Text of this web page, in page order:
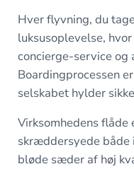
Hver flyvning, du
luksusoplevelse,
concierge-service og
Boardingprocessen
selskabet hylder
Virksomhedens
skræddersyede
bløde sæder af høj